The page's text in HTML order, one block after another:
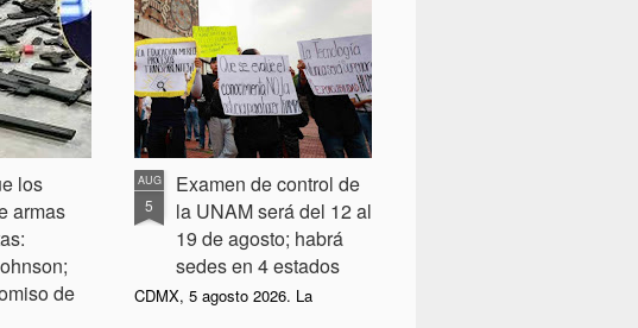
los
armas
de
AUG
5
Examen de control de
la UNAM será del 12 al
19 de agosto; habrá
sedes en 4 estados
CDMX, 5 agosto 2026. La